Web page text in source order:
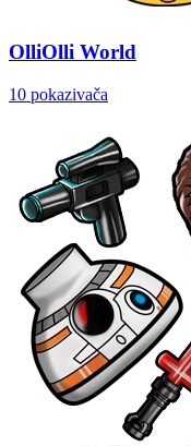
OlliOlli World
10 pokazivača